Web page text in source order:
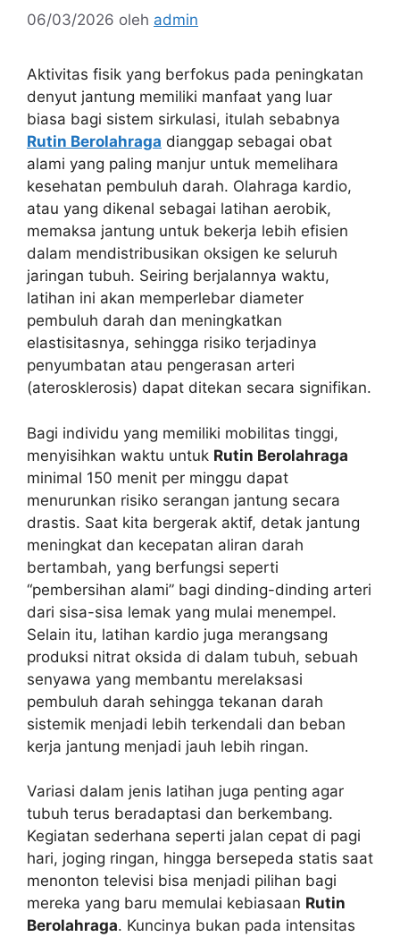
06/03/2026 oleh admin
Aktivitas fisik yang berfokus pada peningkatan
denyut jantung memiliki manfaat yang luar
biasa bagi sistem sirkulasi, itulah sebabnya
Rutin Berolahraga dianggap sebagai obat
alami yang paling manjur untuk memelihara
kesehatan pembuluh darah. Olahraga kardio,
atau yang dikenal sebagai latihan aerobik,
memaksa jantung untuk bekerja lebih efisien
dalam mendistribusikan oksigen ke seluruh
jaringan tubuh. Seiring berjalannya waktu,
latihan ini akan memperlebar diameter
pembuluh darah dan meningkatkan
elastisitasnya, sehingga risiko terjadinya
penyumbatan atau pengerasan arteri
(aterosklerosis) dapat ditekan secara signifikan.
Bagi individu yang memiliki mobilitas tinggi,
menyisihkan waktu untuk Rutin Berolahraga
minimal 150 menit per minggu dapat
menurunkan risiko serangan jantung secara
drastis. Saat kita bergerak aktif, detak jantung
meningkat dan kecepatan aliran darah
bertambah, yang berfungsi seperti
“pembersihan alami” bagi dinding-dinding arteri
dari sisa-sisa lemak yang mulai menempel.
Selain itu, latihan kardio juga merangsang
produksi nitrat oksida di dalam tubuh, sebuah
senyawa yang membantu merelaksasi
pembuluh darah sehingga tekanan darah
sistemik menjadi lebih terkendali dan beban
kerja jantung menjadi jauh lebih ringan.
Variasi dalam jenis latihan juga penting agar
tubuh terus beradaptasi dan berkembang.
Kegiatan sederhana seperti jalan cepat di pagi
hari, joging ringan, hingga bersepeda statis saat
menonton televisi bisa menjadi pilihan bagi
mereka yang baru memulai kebiasaan Rutin
Berolahraga. Kuncinya bukan pada intensitas